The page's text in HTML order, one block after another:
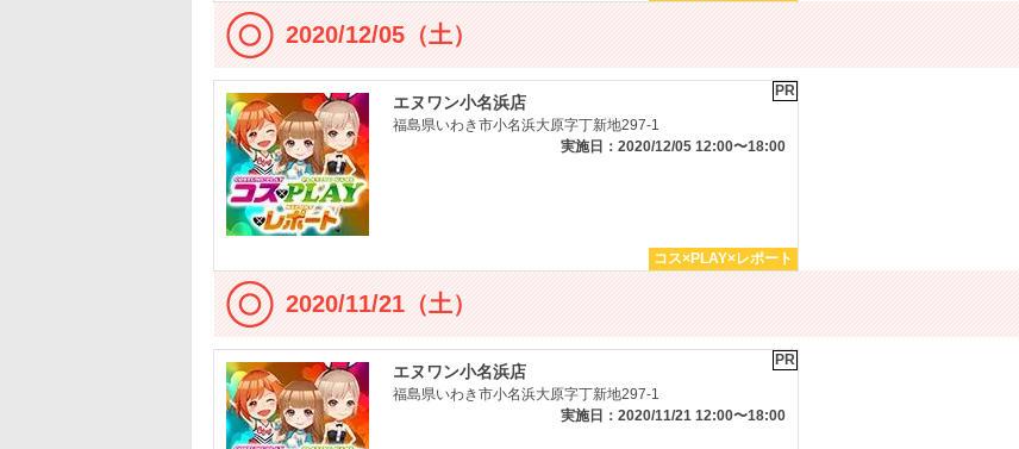
2020/12/05（土）
PR
エヌワン小名浜店
福島県いわき市小名浜大原字丁新地297-1
実施日：2020/12/05 12:00〜18:00
コス×PLAY×レポート
2020/11/21（土）
PR
エヌワン小名浜店
福島県いわき市小名浜大原字丁新地297-1
実施日：2020/11/21 12:00〜18:00